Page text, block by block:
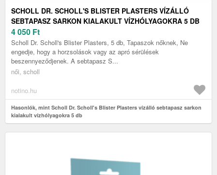
SCHOLL DR. SCHOLL'S BLISTER PLASTERS VÍZÁLLÓ
SEBTAPASZ SARKON KIALAKULT VÍZHÓLYAGOKRA 5 DB
4 050 Ft
Scholl Dr. Scholl's Blister Plasters, 5 db, Tapaszok nőknek, Ne
engedje, hogy a horzsolások vagy az apró sérülések
beszennyeződjenek. A sebtapasz S...
női, scholl
notino.hu
Hasonlók, mint Scholl Dr. Scholl's Blister Plasters vízálló sebtapasz sarkon
kialakult vízhólyagokra 5 db